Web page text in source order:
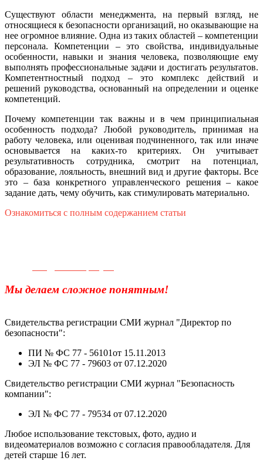
Существуют области менеджмента, на первый взгляд, не
относящиеся к безопасности организаций, но оказывающие на
нее огромное влияние. Одна из таких областей – компетенции
персонала. Компетенции – это свойства, индивидуальные
особенности, навыки и знания человека, позволяющие ему
выполнять профессиональные задачи и достигать результатов.
Компетентностный подход – это комплекс действий и
решений руководства, основанный на определении и оценке
компетенций.
Почему компетенции так важны и в чем принципиальная
особенность подхода? Любой руководитель, принимая на
работу человека, или оценивая подчиненного, так или иначе
основывается на каких-то критериях. Он учитывает
результативность сотрудника, смотрит на потенциал,
образование, лояльность, внешний вид и другие факторы. Все
это – база конкретного управленческого решения – какое
задание дать, чему обучить, как стимулировать материально.
Ознакомиться с полным содержанием статьи
Мы делаем сложное понятным!
Свидетельства регистрации СМИ журнал "Директор по
безопасности":
ПИ № ФС 77 - 56101от 15.11.2013
ЭЛ № ФС 77 - 79603 от 07.12.2020
Свидетельство регистрации СМИ журнал "Безопасность
компании":
ЭЛ № ФС 77 - 79534 от 07.12.2020
Любое использование текстовых, фото, аудио и
видеоматериалов возможно с согласия правообладателя. Для
детей старше 16 лет.